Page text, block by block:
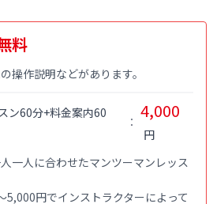
料
操作説明などがあります。
ン60分+料金案内60
： 4,000
円
一人に合わせたマンツーマンレッス
円でインストラクターによって